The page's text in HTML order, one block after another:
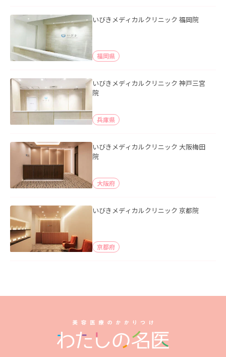
いびきメディカルクリニック 福岡院
福岡県
いびきメディカルクリニック 神戸三宮
院
兵庫県
いびきメディカルクリニック 大阪梅田
院
大阪府
いびきメディカルクリニック 京都院
京都府